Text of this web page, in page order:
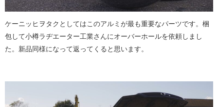
ケーニッヒヲタクとしてはこのアルミが最も重要なパーツです。梱
包して小樽ラヂエーター工業さんにオーバーホールを依頼しまし
た。新品同様になって返ってくると思います。